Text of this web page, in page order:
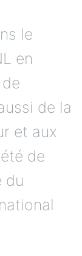
le
en
de la
et aux
de
du